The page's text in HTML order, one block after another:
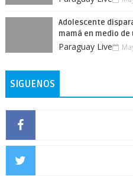
Adolescente
mamá en medio
Paraguay Live
SIGUENOS